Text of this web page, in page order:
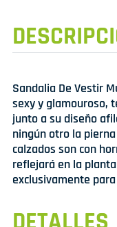
Sandalia De Vestir
sexy y glamouroso,
junto a su diseño
ningún otro la pierna
calzados son con
reflejará en la
exclusivamente